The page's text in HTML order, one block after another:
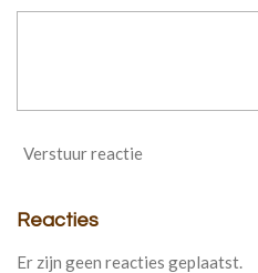
Verstuur reactie
Reacties
Er zijn geen reacties geplaatst.